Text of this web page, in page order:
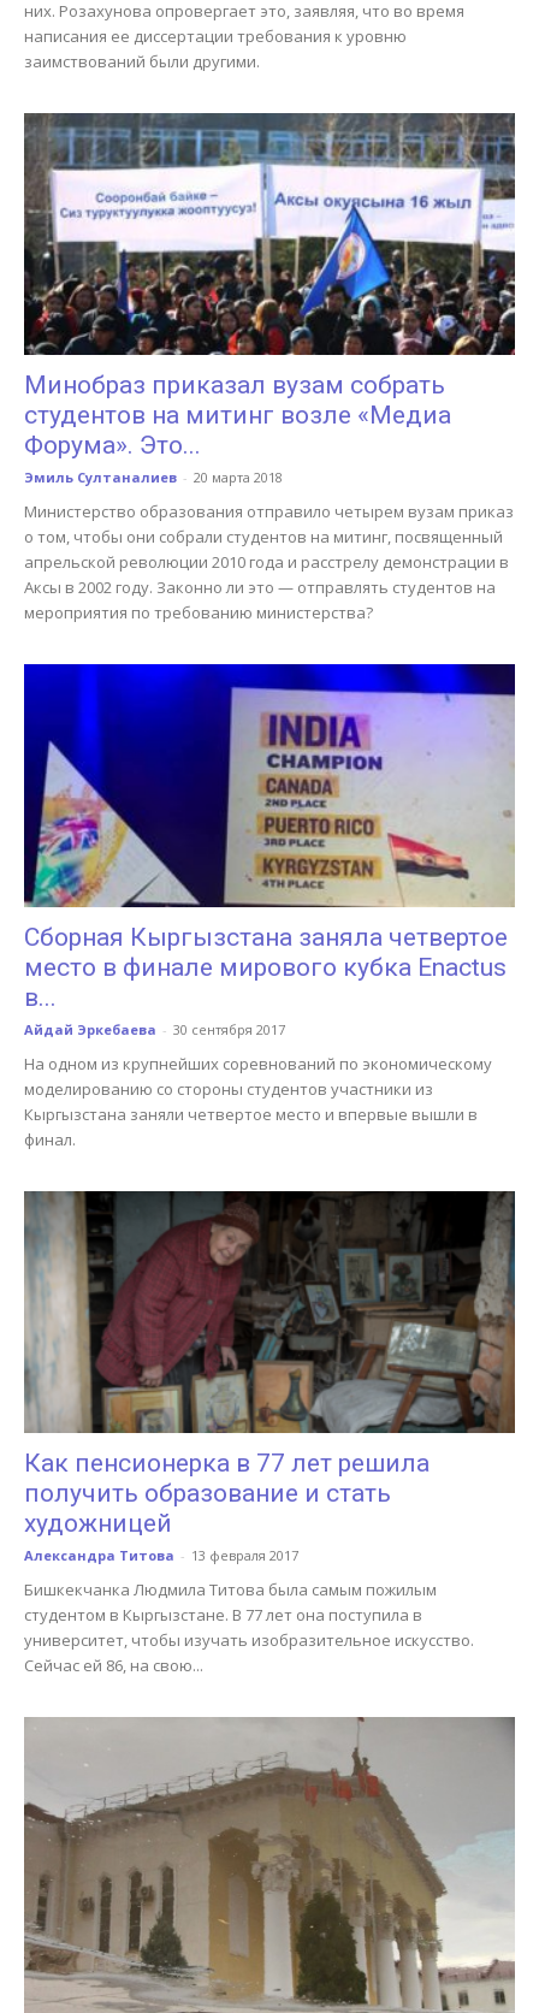
них. Розахунова опровергает это, заявляя, что во время
написания ее диссертации требования к уровню
заимствований были другими.
Минобраз приказал вузам собрать
студентов на митинг возле «Медиа
Форума». Это...
Эмиль Султаналиев - 20 марта 2018
Министерство образования отправило четырем вузам приказ
о том, чтобы они собрали студентов на митинг, посвященный
апрельской революции 2010 года и расстрелу демонстрации в
Аксы в 2002 году. Законно ли это — отправлять студентов на
мероприятия по требованию министерства?
Сборная Кыргызстана заняла четвертое
место в финале мирового кубка Enactus
в...
Айдай Эркебаева - 30 сентября 2017
На одном из крупнейших соревнований по экономическому
моделированию со стороны студентов участники из
Кыргызстана заняли четвертое место и впервые вышли в
финал.
Как пенсионерка в 77 лет решила
получить образование и стать
художницей
Александра Титова - 13 февраля 2017
Бишкекчанка Людмила Титова была самым пожилым
студентом в Кыргызстане. В 77 лет она поступила в
университет, чтобы изучать изобразительное искусство.
Сейчас ей 86, на свою...